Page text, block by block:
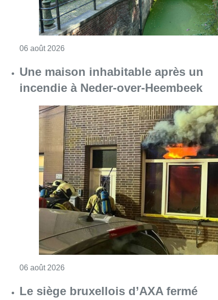
06 août 2026
Une maison inhabitable après un
incendie à Neder-over-Heembeek
06 août 2026
Le siège bruxellois d’AXA fermé